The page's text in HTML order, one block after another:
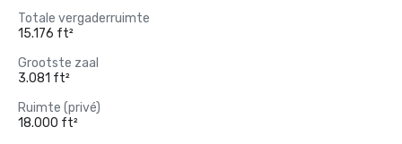
Totale vergaderruimte
15.176 ft²
Grootste zaal
3.081 ft²
Ruimte (privé)
18.000 ft²